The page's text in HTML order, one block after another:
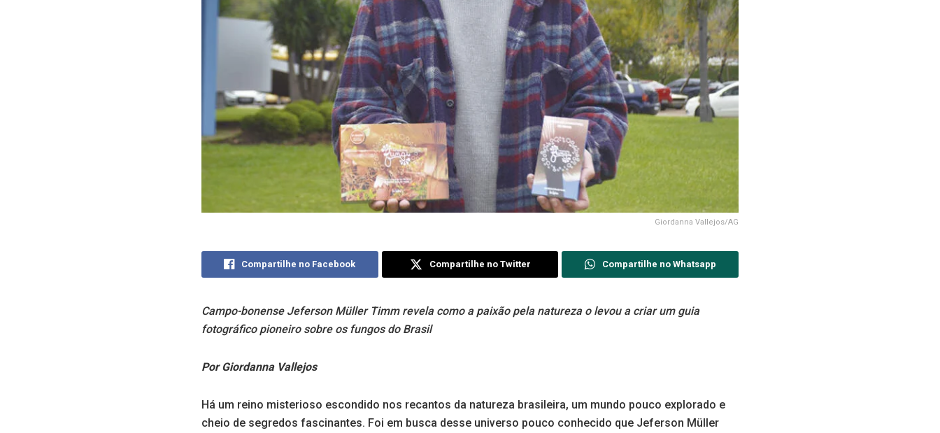
Giordanna Vallejos/AG
Compartilhe no Facebook Compartilhe no Twitter Compartilhe no Whatsapp
Campo-bonense Jeferson Müller Timm revela como a paixão pela natureza o levou a criar um guia
fotográfico pioneiro sobre os fungos do Brasil
Por Giordanna Vallejos
Há um reino misterioso escondido nos recantos da natureza brasileira, um mundo pouco explorado e
cheio de segredos fascinantes. Foi em busca desse universo pouco conhecido que Jeferson Müller